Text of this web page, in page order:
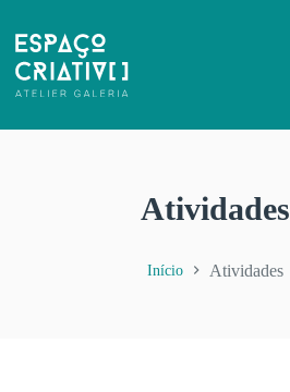
Atividades
Início Atividades